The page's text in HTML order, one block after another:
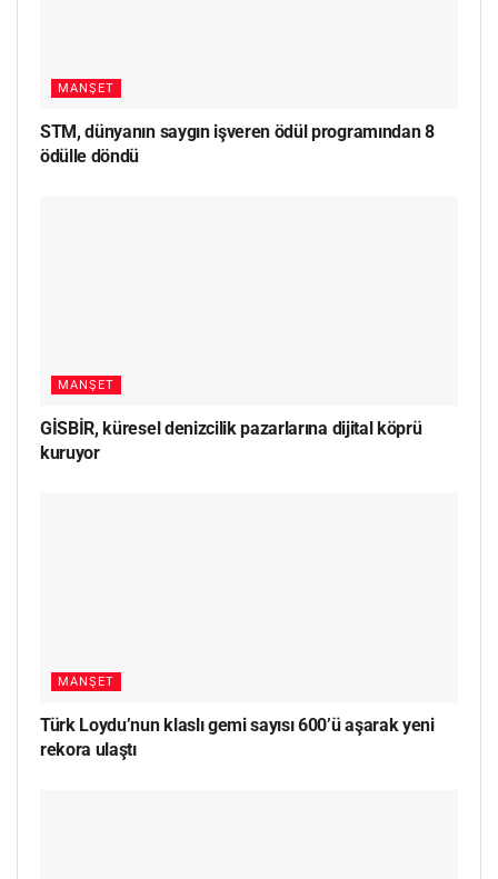
MANŞET
STM, dünyanın saygın işveren ödül programından 8
ödülle döndü
MANŞET
GİSBİR, küresel denizcilik pazarlarına dijital köprü
kuruyor
MANŞET
Türk Loydu’nun klaslı gemi sayısı 600’ü aşarak yeni
rekora ulaştı